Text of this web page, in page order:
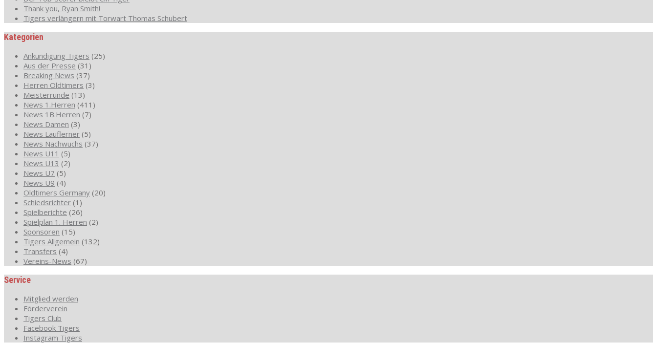
Thank you, Ryan Smith!
Tigers verlängern mit Torwart Thomas Schubert
Kategorien
Ankündigung Tigers (25)
Aus der Presse (31)
Breaking News (37)
Herren Oldtimers (3)
Meisterrunde (13)
News 1.Herren (411)
News 1B.Herren (7)
News Damen (3)
News Lauflerner (5)
News Nachwuchs (37)
News U11 (5)
News U13 (2)
News U7 (5)
News U9 (4)
Oldtimers Germany (20)
Schiedsrichter (1)
Spielberichte (26)
Spielplan 1. Herren (2)
Sponsoren (15)
Tigers Allgemein (132)
Transfers (4)
Vereins-News (67)
Service
Mitglied werden
Förderverein
Tigers Club
Facebook Tigers
Instagram Tigers